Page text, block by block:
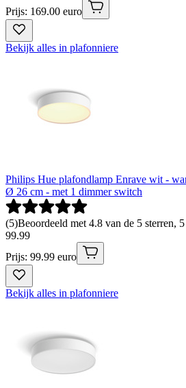
Prijs: 169.00 euro
Bekijk alles in plafonniere
Philips Hue plafondlamp Enrave wit -
Ø 26 cm - met 1 dimmer switch
(5)Beoordeeld met 4.8 van de 5 sterren,
99.99
Prijs: 99.99 euro
Bekijk alles in plafonniere